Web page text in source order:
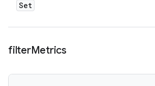
Set
filterMetrics